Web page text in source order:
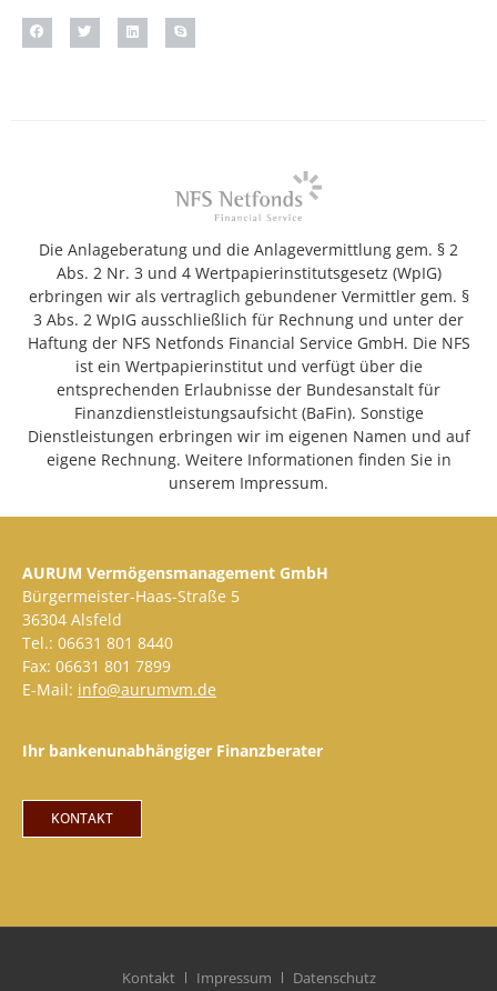
Die Anlageberatung und die Anlagevermittlung gem. § 2
Abs. 2 Nr. 3 und 4 Wertpapierinstitutsgesetz (WpIG)
erbringen wir als vertraglich gebundener Vermittler gem. §
3 Abs. 2 WpIG ausschließlich für Rechnung und unter der
Haftung der NFS Netfonds Financial Service GmbH. Die NFS
ist ein Wertpapierinstitut und verfügt über die
entsprechenden Erlaubnisse der Bundesanstalt für
Finanzdienstleistungsaufsicht (BaFin). Sonstige
Dienstleistungen erbringen wir im eigenen Namen und auf
eigene Rechnung. Weitere Informationen finden Sie in
unserem Impressum.
AURUM Vermögensmanagement GmbH
Bürgermeister-Haas-Straße 5
36304 Alsfeld
Tel.: 06631 801 8440
Fax: 06631 801 7899
E-Mail: info@aurumvm.de
Ihr bankenunabhängiger Finanzberater
KONTAKT
Kontakt Impressum Datenschutz